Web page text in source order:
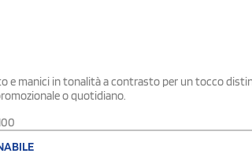
e manici in tonalità a contrasto per un tocco
o quotidiano.